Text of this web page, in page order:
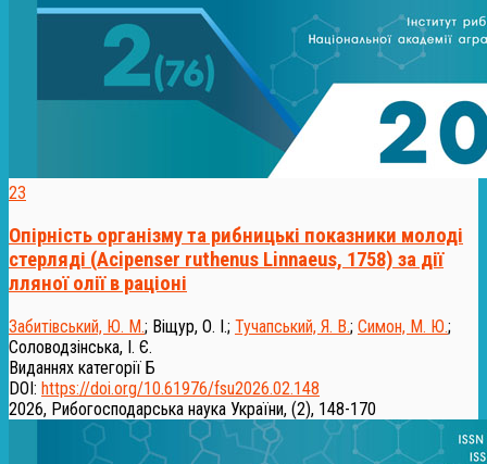
23
Опірність організму та рибницькі показники молоді
стерляді (Acipenser ruthenus Linnaeus, 1758) за дії
лляної олії в раціоні
Забитівський, Ю. М.; Віщур, О. І.; Тучапський, Я. В.; Симон, М. Ю.;
Соловодзінська, І. Є.
Виданнях категорії Б
DOI: https://doi.org/10.61976/fsu2026.02.148
2026, Рибогосподарська наука України, (2), 148-170